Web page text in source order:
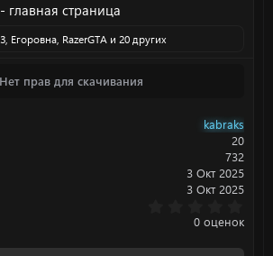
главная страница
, Егоровна, RazerGTA и 20 других
Нет прав для скачивания
kabraks
20
732
3 Окт 2025
3 Окт 2025
.
0
0 оценок